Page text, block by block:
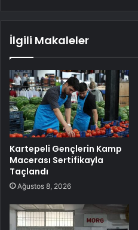
İlgili Makaleler
Kartepeli Gençlerin Kamp
Macerası Sertifikayla
Taçlandı
Ağustos 8, 2026